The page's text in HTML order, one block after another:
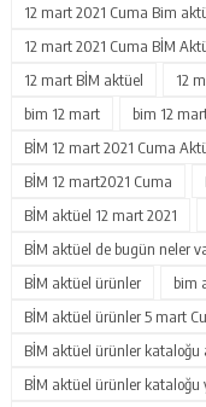
12 mart 2021 Cuma Bim
12 mart 2021 Cuma BİM
12 mart BİM aktüel
12
bim 12 mart
bim 12
BİM 12 mart 2021 Cuma
BİM 12 mart2021 Cuma
BİM aktüel 12 mart 2021
BİM aktüel de bugün neler
BİM aktüel ürünler
bim
BİM aktüel ürünler 5 mart
BİM aktüel ürünler kataloğu
BİM aktüel ürünler kataloğu